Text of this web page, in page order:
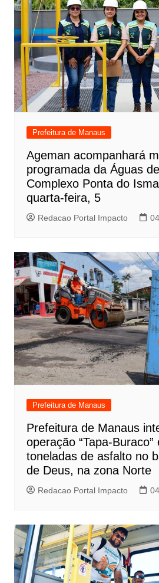
Prefeitura de Manaus
Ageman acompanhará
programada da Águas
Complexo Ponta do
quarta-feira, 5
Redacao Portal Impacto
Prefeitura de Manaus
Prefeitura de Manaus
operação “Tapa-
toneladas de asfalto no
de Deus, na zona Norte
Redacao Portal Impacto